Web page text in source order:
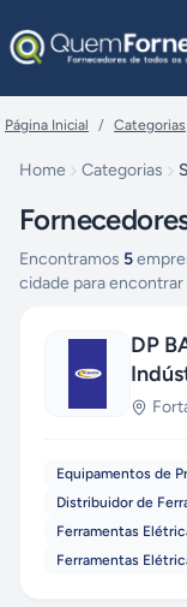
Página Inicial / Categorias
Home Categorias
Encontramos 5
cidade para
DP
Equipamentos de
Distribuidor de
Ferramentas
Ferramentas